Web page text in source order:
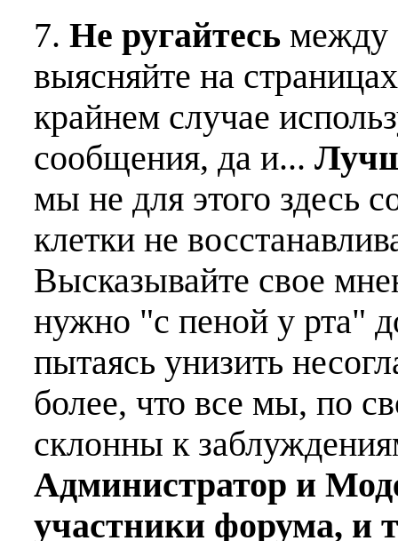
7. Не ругайтесь между
выясняйте на
крайнем случае
сообщения, да и...
мы не для этого здесь
клетки не
Высказывайте свое
нужно "с пеной у рта"
пытаясь унизить
более, что все мы, по
склонны к
Администратор и
участники форума, и